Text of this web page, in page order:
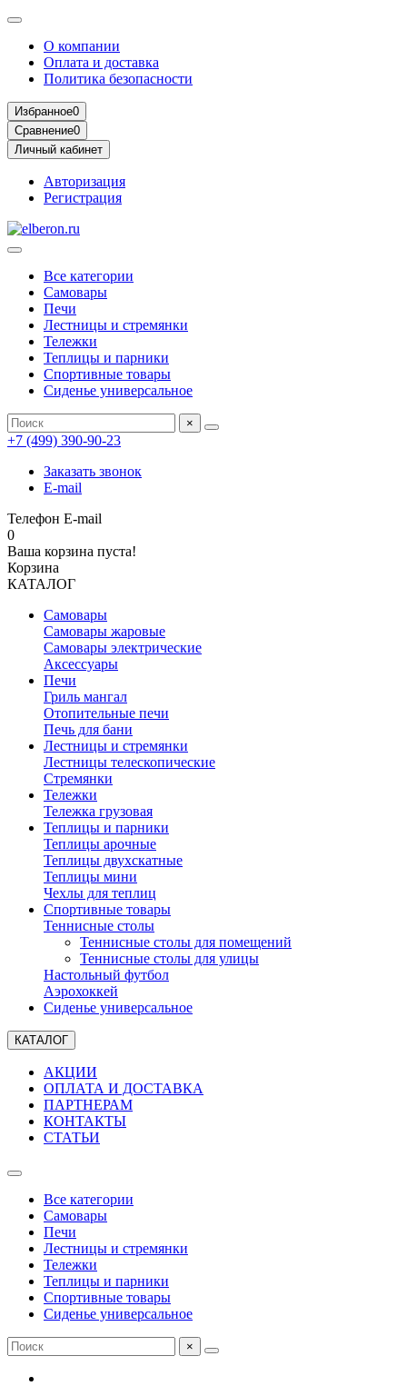
О компании
Оплата и доставка
Политика безопасности
Избранное0
Сравнение0
Личный кабинет
Авторизация
Регистрация
Все категории
Самовары
Печи
Лестницы и стремянки
Тележки
Теплицы и парники
Спортивные товары
Сиденье универсальное
×
+7 (499) 390‑90‑23
Заказать звонок
E-mail
Телефон E-mail
0
Ваша корзина пуста!
Корзина
КАТАЛОГ
Самовары
Самовары жаровые
Самовары электрические
Аксессуары
Печи
Гриль мангал
Отопительные печи
Печь для бани
Лестницы и стремянки
Лестницы телескопические
Стремянки
Тележки
Тележка грузовая
Теплицы и парники
Теплицы арочные
Теплицы двухскатные
Теплицы мини
Чехлы для теплиц
Спортивные товары
Теннисные столы
Теннисные столы для помещений
Теннисные столы для улицы
Настольный футбол
Аэрохоккей
Сиденье универсальное
КАТАЛОГ
АКЦИИ
ОПЛАТА И ДОСТАВКА
ПАРТНЕРАМ
КОНТАКТЫ
СТАТЬИ
Все категории
Самовары
Печи
Лестницы и стремянки
Тележки
Теплицы и парники
Спортивные товары
Сиденье универсальное
×